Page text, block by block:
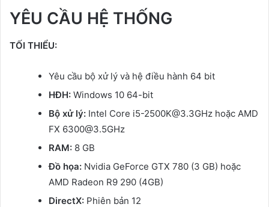
YÊU CẦU HỆ THỐNG
TỐI THIỂU:
Yêu cầu bộ xử lý và hệ điều hành 64 bit
HĐH: Windows 10 64-bit
Bộ xử lý: Intel Core i5-2500K@3.3GHz hoặc AMD
FX 6300@3.5GHz
RAM: 8 GB
Đồ họa: Nvidia GeForce GTX 780 (3 GB) hoặc
AMD Radeon R9 290 (4GB)
DirectX: Phiên bản 12